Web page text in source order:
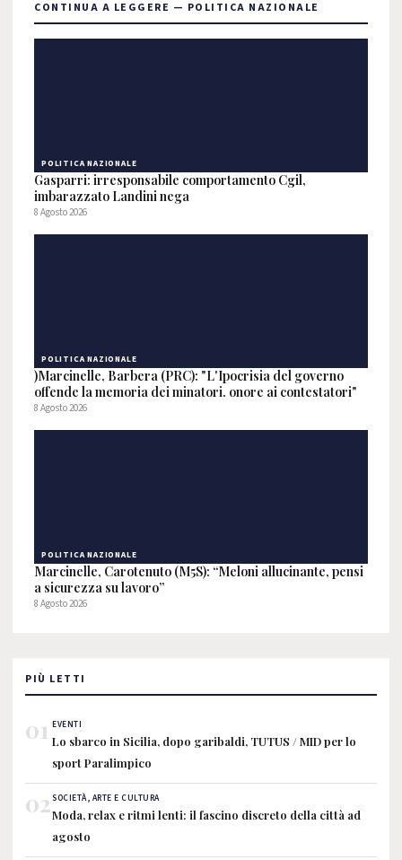
CONTINUA A LEGGERE — POLITICA NAZIONALE
POLITICA NAZIONALE
Gasparri: irresponsabile comportamento Cgil,
imbarazzato Landini nega
8 Agosto 2026
POLITICA NAZIONALE
)Marcinelle, Barbera (PRC): "L'Ipocrisia del governo
offende la memoria dei minatori. onore ai contestatori"
8 Agosto 2026
POLITICA NAZIONALE
Marcinelle, Carotenuto (M5S): “Meloni allucinante, pensi
a sicurezza su lavoro”
8 Agosto 2026
PIÙ LETTI
01 EVENTI
Lo sbarco in Sicilia, dopo garibaldi, TUTUS / MID per lo
sport Paralimpico
02SOCIETÀ, ARTE E CULTURA
Moda, relax e ritmi lenti: il fascino discreto della città ad
agosto